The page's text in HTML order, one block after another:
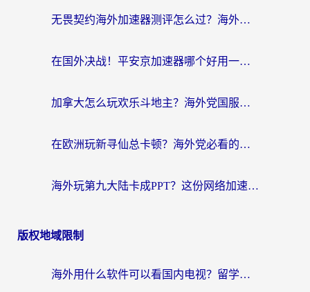
无畏契约海外加速器测评怎么过？海外玩家亲测实用指南（附小众技巧）
在国外决战！平安京加速器哪个好用一点？老玩家亲测番茄加速器全解析
加拿大怎么玩欢乐斗地主？海外党国服游戏加速终极指南（附绝地求生未来之役300英雄实测）
在欧洲玩新寻仙总卡顿？海外党必看的国服游戏加速全攻略
海外玩第九大陆卡成PPT？这份网络加速指南帮你丝滑上分
版权地域限制
海外用什么软件可以看国内电视？留学生亲测有效的追剧自由指南